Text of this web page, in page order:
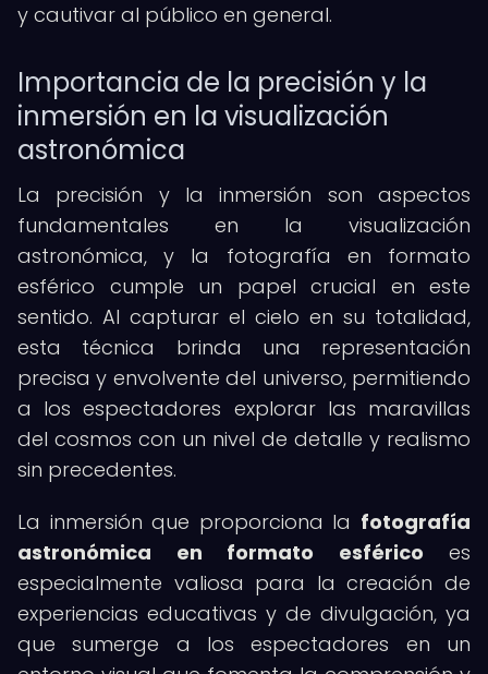
y cautivar al público en general.
Importancia de la precisión y la
inmersión en la visualización
astronómica
La precisión y la inmersión son aspectos
fundamentales en la visualización
astronómica, y la fotografía en formato
esférico cumple un papel crucial en este
sentido. Al capturar el cielo en su totalidad,
esta técnica brinda una representación
precisa y envolvente del universo, permitiendo
a los espectadores explorar las maravillas
del cosmos con un nivel de detalle y realismo
sin precedentes.
La inmersión que proporciona la fotografía
astronómica en formato esférico es
especialmente valiosa para la creación de
experiencias educativas y de divulgación, ya
que sumerge a los espectadores en un